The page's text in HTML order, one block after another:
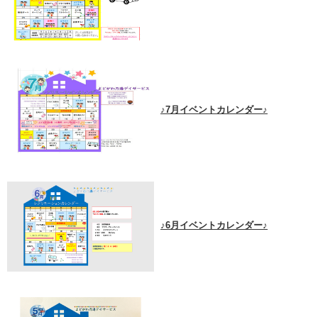
♪7月イベントカレンダー♪
♪6月イベントカレンダー♪